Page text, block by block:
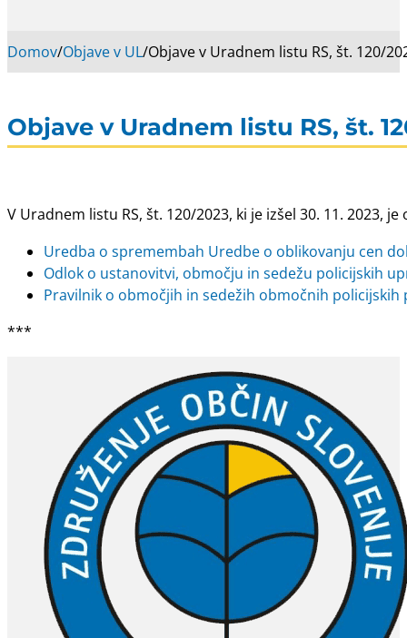
Domov/Objave v UL/Objave v Uradnem listu RS, št. 120/
Objave v Uradnem listu RS, št.
V Uradnem listu RS, št. 120/2023, ki je izšel 30. 11. 2023, je
Uredba o spremembah Uredbe o oblikovanju cen
Odlok o ustanovitvi, območju in sedežu policijskih
Pravilnik o območjih in sedežih območnih policijskih
***